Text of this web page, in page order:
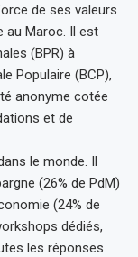
de ses valeurs
au Maroc. Il est
(BPR) à
Populaire (BCP),
anonyme cotée
et de
le monde. Il
(26% de PdM)
(24% de
dédiés,
les réponses